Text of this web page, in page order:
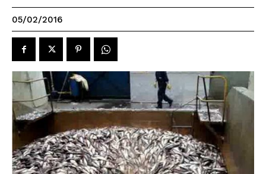
05/02/2016